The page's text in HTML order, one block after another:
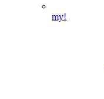
my!